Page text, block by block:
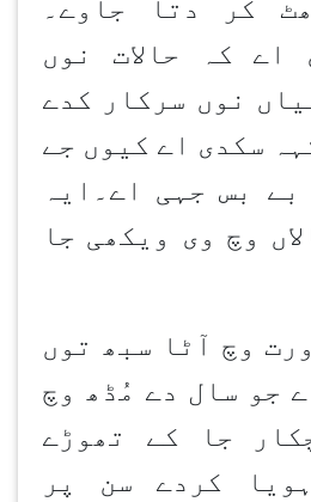
کر دتا جاوے۔
اے کہ حالات نوں
نوں سرکار کدے
سکدی اے کیوں جے
بس جہی اے۔ایہ
وچ وی ویکھی جا
وچ آٹا سبھ توں
جو سال دے مُڈھ وچ
جا کے تھوڑے
کردے سن پر